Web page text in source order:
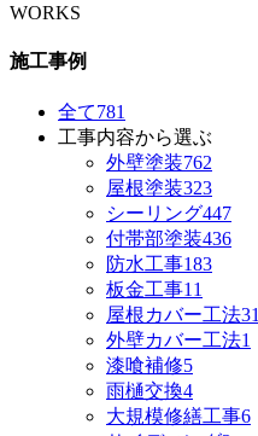
WORKS
施工事例
全て781
工事内容から選ぶ
外壁塗装762
屋根塗装323
シーリング447
付帯部塗装436
防水工事183
板金工事11
屋根カバー工法31
外壁カバー工法1
漆喰補修5
雨樋交換4
大規模修繕工事6